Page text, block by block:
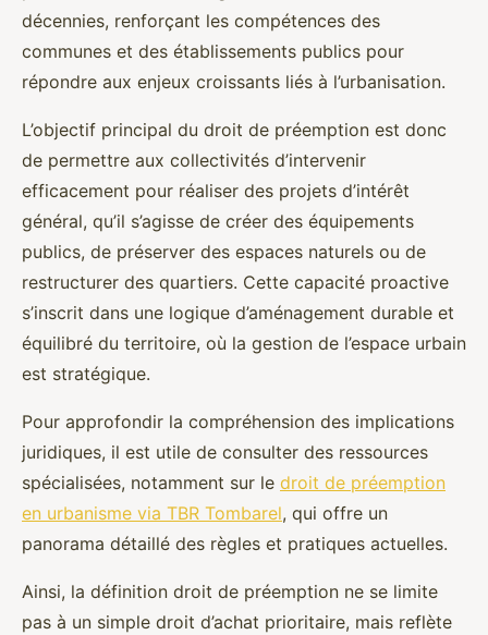
décennies, renforçant les compétences des
communes et des établissements publics pour
répondre aux enjeux croissants liés à l’urbanisation.
L’objectif principal du droit de préemption est donc
de permettre aux collectivités d’intervenir
efficacement pour réaliser des projets d’intérêt
général, qu’il s’agisse de créer des équipements
publics, de préserver des espaces naturels ou de
restructurer des quartiers. Cette capacité proactive
s’inscrit dans une logique d’aménagement durable et
équilibré du territoire, où la gestion de l’espace urbain
est stratégique.
Pour approfondir la compréhension des implications
juridiques, il est utile de consulter des ressources
spécialisées, notamment sur le droit de préemption
en urbanisme via TBR Tombarel, qui offre un
panorama détaillé des règles et pratiques actuelles.
Ainsi, la définition droit de préemption ne se limite
pas à un simple droit d’achat prioritaire, mais reflète